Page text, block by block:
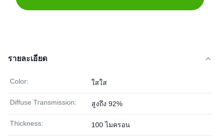
รายละเอียด
Color: ใสใส
Diffuse Transmission: สูงถึง 92%
Thickness: 100 ไมครอน